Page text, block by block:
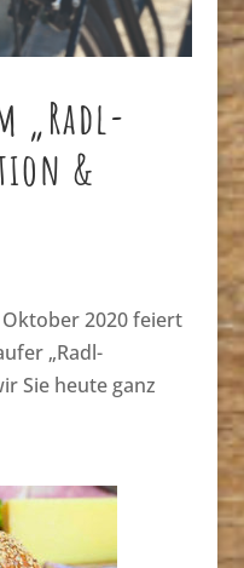
„Radl-
&
2020 feiert
„Radl-
Sie heute ganz